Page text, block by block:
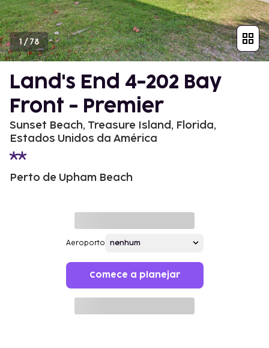
1/78
Land's End 4-202 Bay
Front - Premier
Sunset Beach, Treasure Island, Florida,
Estados Unidos da América
Perto de Upham Beach
Aeroporto
Comece a planejar